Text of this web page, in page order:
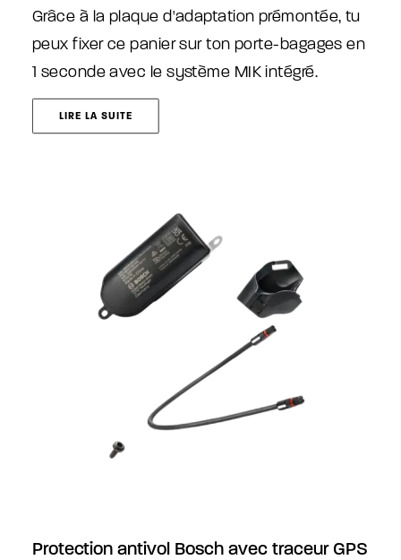
Grâce à la plaque d'adaptation prémontée, tu
peux fixer ce panier sur ton porte-bagages en
1 seconde avec le système MIK intégré.
LIRE LA SUITE
Protection antivol Bosch avec traceur GPS